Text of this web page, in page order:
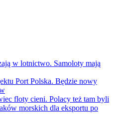
w lotnictwo. Samoloty mają
Port Polska. Będzie nowy
floty cieni. Polacy też tam byli
morskich dla eksportu po